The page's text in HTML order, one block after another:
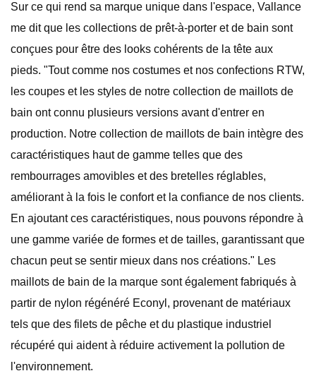
Sur ce qui rend sa marque unique dans l'espace, Vallance
me dit que les collections de prêt-à-porter et de bain sont
conçues pour être des looks cohérents de la tête aux
pieds. "Tout comme nos costumes et nos confections RTW,
les coupes et les styles de notre collection de maillots de
bain ont connu plusieurs versions avant d'entrer en
production. Notre collection de maillots de bain intègre des
caractéristiques haut de gamme telles que des
rembourrages amovibles et des bretelles réglables,
améliorant à la fois le confort et la confiance de nos clients.
En ajoutant ces caractéristiques, nous pouvons répondre à
une gamme variée de formes et de tailles, garantissant que
chacun peut se sentir mieux dans nos créations." Les
maillots de bain de la marque sont également fabriqués à
partir de nylon régénéré Econyl, provenant de matériaux
tels que des filets de pêche et du plastique industriel
récupéré qui aident à réduire activement la pollution de
l'environnement.